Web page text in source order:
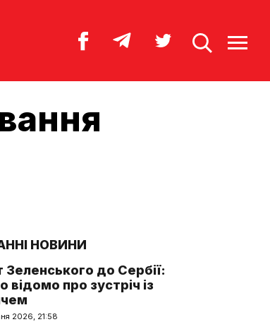
НОВИНИ
Зеленського до Сербії:
відомо про зустріч із
2026, 21:58